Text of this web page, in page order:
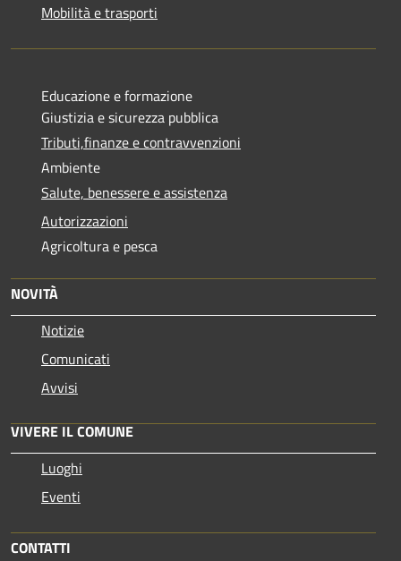
Mobilità e trasporti
Educazione e formazione
Giustizia e sicurezza pubblica
Tributi,finanze e contravvenzioni
Ambiente
Salute, benessere e assistenza
Autorizzazioni
Agricoltura e pesca
NOVITÀ
Notizie
Comunicati
Avvisi
VIVERE IL COMUNE
Luoghi
Eventi
CONTATTI